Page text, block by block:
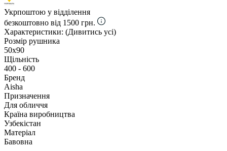
Укрпоштою у відділення
безкоштовно від 1500 грн.
Характеристики: (Дивитись усі)
Розмір рушника
50х90
Щільність
400 - 600
Бренд
Aisha
Призначення
Для обличчя
Країна виробництва
Узбекістан
Матеріал
Бавовна